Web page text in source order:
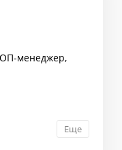
менеджер,
Еще